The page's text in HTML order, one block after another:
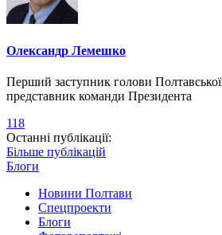
Олександр Лемешко
Перший заступник голови Полтавської
представник команди Президента
118
Останні публікації:
Більше публікацій
Блоги
Новини Полтави
Спецпроекти
Блоги